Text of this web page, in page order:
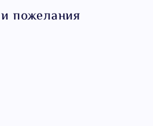
пожелания